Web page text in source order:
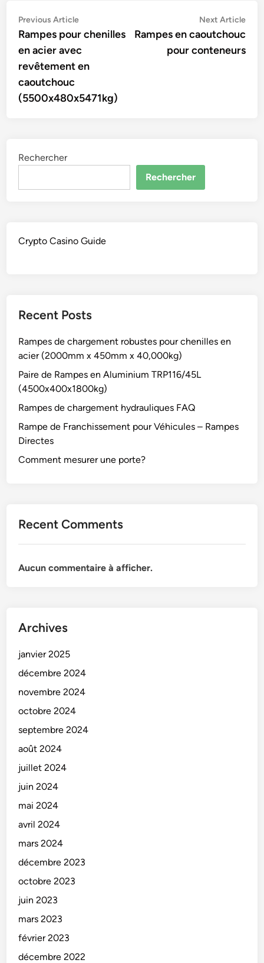
Navigation
de
l’article
Previous ArticlePrevious
article:
Rampes pour chenilles
en acier avec
revêtement en
caoutchouc
(5500x480x5471kg)
Next Article
Rampes en caoutchouc
pour conteneurs
Rechercher
Rechercher
Crypto Casino Guide
Recent Posts
Rampes de chargement robustes pour chenilles en
acier (2000mm x 450mm x 40,000kg)
Paire de Rampes en Aluminium TRP116/45L
(4500x400x1800kg)
Rampes de chargement hydrauliques FAQ
Rampe de Franchissement pour Véhicules – Rampes
Directes
Comment mesurer une porte?
Recent Comments
Aucun commentaire à afficher.
Archives
janvier 2025
décembre 2024
novembre 2024
octobre 2024
septembre 2024
août 2024
juillet 2024
juin 2024
mai 2024
avril 2024
mars 2024
décembre 2023
octobre 2023
juin 2023
mars 2023
février 2023
décembre 2022